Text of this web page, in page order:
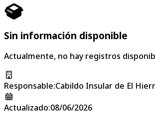
Sin información disponible
Actualmente, no hay registros
Responsable:Cabildo Insular de El
Actualizado:08/06/2026